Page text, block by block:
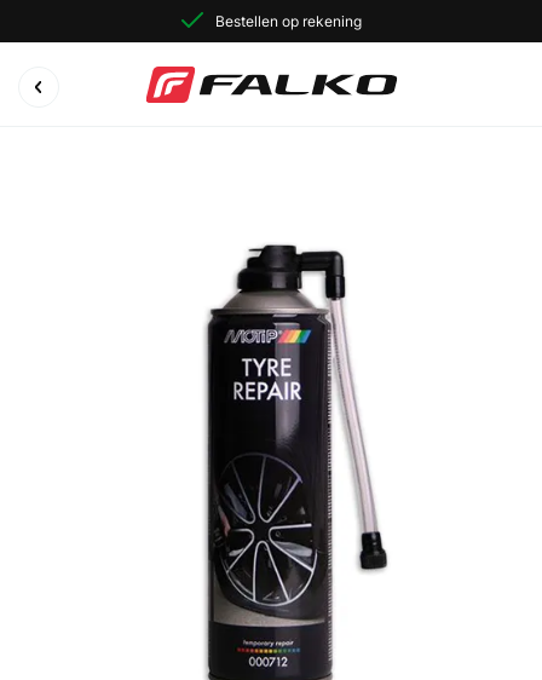
Bestellen op rekening